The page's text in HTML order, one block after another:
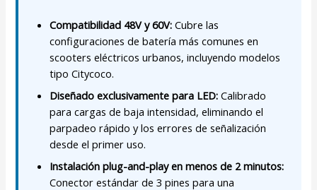
Compatibilidad 48V y 60V: Cubre las
configuraciones de batería más comunes en
scooters eléctricos urbanos, incluyendo modelos
tipo Citycoco.
Diseñado exclusivamente para LED: Calibrado
para cargas de baja intensidad, eliminando el
parpadeo rápido y los errores de señalización
desde el primer uso.
Instalación plug-and-play en menos de 2 minutos:
Conector estándar de 3 pines para una